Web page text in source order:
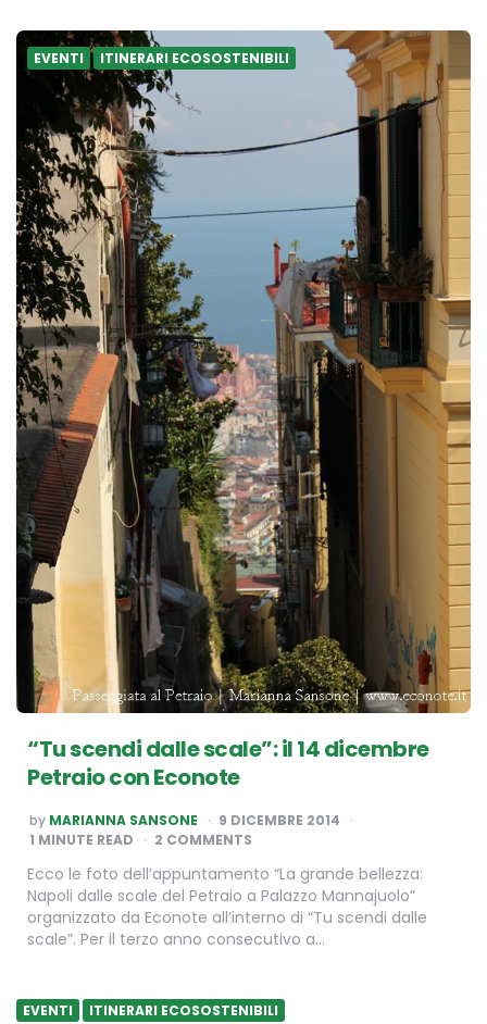
EVENTI ITINERARI ECOSOSTENIBILI
“Tu scendi dalle scale”: il 14 dicembre
Petraio con Econote
POSTED
BY
by MARIANNA SANSONE
9 DICEMBRE 2014
1 MINUTE READ 2 COMMENTS
Ecco le foto dell’appuntamento “La grande bellezza:
Napoli dalle scale del Petraio a Palazzo Mannajuolo”
organizzato da Econote all’interno di “Tu scendi dalle
scale”. Per il terzo anno consecutivo a…
EVENTI ITINERARI ECOSOSTENIBILI